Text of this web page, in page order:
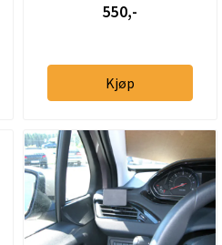
550,-
Kjøp